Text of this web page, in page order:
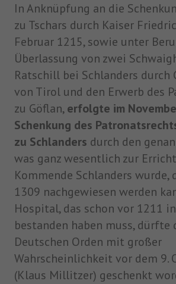
In Anknüpfung an die
zu Tschars durch Kaiser
Februar 1215, sowie unter
Überlassung von zwei
Ratschill bei Schlanders durch
von Tirol und den Erwerb des
zu Göflan,erfolgte im
Schenkung des
zu Schlanders durch den
was ganz wesentlich zur
Kommende Schlanders wurde,
1309 nachgewiesen werden
Hospital, das schon vor 1211
bestanden haben muss, dürfte
Deutschen Orden mit großer
Wahrscheinlichkeit vor dem 9.
(Klaus Millitzer) geschenkt